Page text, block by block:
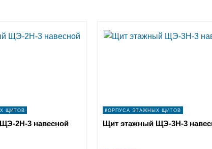
ЩИТОВ
2Н-3 навесной
КОРПУСА ЭТАЖНЫХ ЩИТОВ
Щит этажный ЩЭ-3Н-3